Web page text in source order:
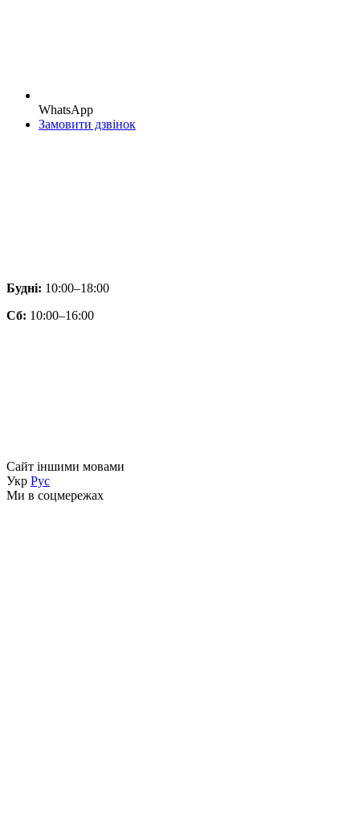
WhatsApp
Замовити дзвінок
Будні: 10:00–18:00
Сб: 10:00–16:00
Сайт іншими мовами
Укр Рус
Ми в соцмережах